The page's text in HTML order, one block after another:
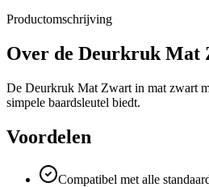
Productomschrijving
Over de Deurkruk Mat
De Deurkruk Mat Zwart in mat zwart
simpele baardsleutel biedt.
Voordelen
Compatibel met alle